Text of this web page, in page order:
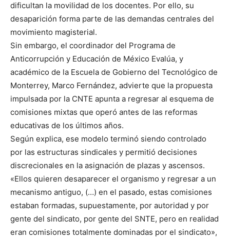
dificultan la movilidad de los docentes. Por ello, su
desaparición forma parte de las demandas centrales del
movimiento magisterial.
Sin embargo, el coordinador del Programa de
Anticorrupción y Educación de México Evalúa, y
académico de la Escuela de Gobierno del Tecnológico de
Monterrey, Marco Fernández, advierte que la propuesta
impulsada por la CNTE apunta a regresar al esquema de
comisiones mixtas que operó antes de las reformas
educativas de los últimos años.
Según explica, ese modelo terminó siendo controlado
por las estructuras sindicales y permitió decisiones
discrecionales en la asignación de plazas y ascensos.
«Ellos quieren desaparecer el organismo y regresar a un
mecanismo antiguo, (…) en el pasado, estas comisiones
estaban formadas, supuestamente, por autoridad y por
gente del sindicato, por gente del SNTE, pero en realidad
eran comisiones totalmente dominadas por el sindicato»,